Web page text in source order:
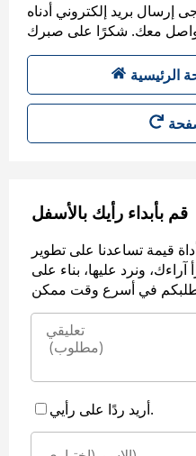
بريد إلكتروني أدناه
الرئيسية
قم بأبداء رأيك بالأسفل
قيمة تساعدنا على تطوير
ونرد عليها، بناء على
أريد ردًا على رأيي.